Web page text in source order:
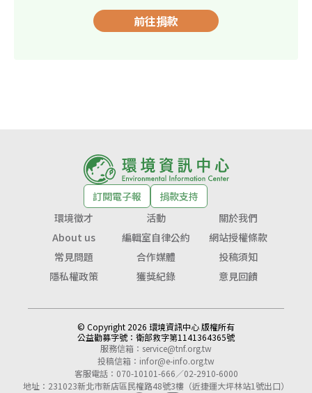
前往捐款
訂閱電子報
捐款支持
環境徵才
活動
關於我們
About us
編輯室自律公約
網站授權條款
常見問題
合作媒體
投稿須知
隱私權政策
獲獎紀錄 意見回饋
© Copyright 2026 環境資訊中心 版權所有
公益勸募字號： 衛部救字第1141364365號
服務信箱： service@tnf.org.tw
投稿信箱： infor@e-info.org.tw
客服電話：070-10101-666／02-2910-6000
地址：231023新北市新店區民權路48號3樓（近捷運大坪林站1號出口）